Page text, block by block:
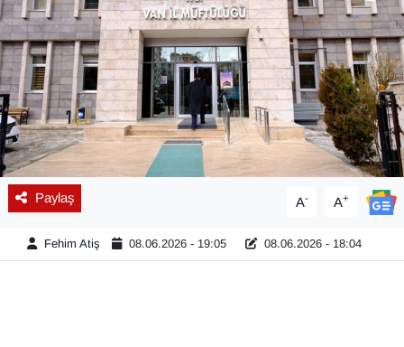
Paylaş A- A+
Fehim Atiş 08.06.2026 - 19:05 08.06.2026 - 18:04
Diğer
DÜNYA
EĞİTİM
EKONOMİ
Eleman
Emlak